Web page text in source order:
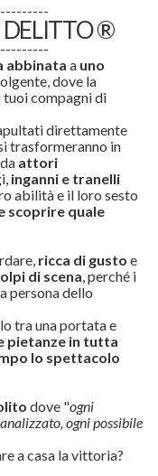
DELITTO ®
abbinata a uno
dove la
tuoi compagni di
direttamente
trasformeranno in
attori
inganni e tranelli
abilità e il loro sesto
scoprire quale
ricca di gusto e
di scena, perché i
persona dello
tra una portata e
pietanze in tutta
lo spettacolo
dove "ogni
ogni possibile
a casa la vittoria?